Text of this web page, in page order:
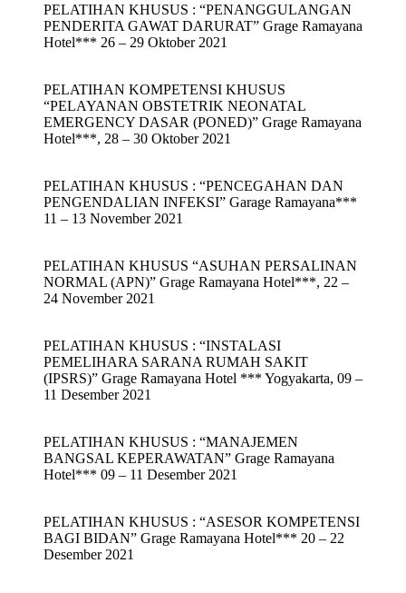
PELATIHAN KHUSUS : “PENANGGULANGAN
PENDERITA GAWAT DARURAT” Grage Ramayana
Hotel*** 26 – 29 Oktober 2021
PELATIHAN KOMPETENSI KHUSUS
“PELAYANAN OBSTETRIK NEONATAL
EMERGENCY DASAR (PONED)” Grage Ramayana
Hotel***, 28 – 30 Oktober 2021
PELATIHAN KHUSUS : “PENCEGAHAN DAN
PENGENDALIAN INFEKSI” Garage Ramayana***
11 – 13 November 2021
PELATIHAN KHUSUS “ASUHAN PERSALINAN
NORMAL (APN)” Grage Ramayana Hotel***, 22 –
24 November 2021
PELATIHAN KHUSUS : “INSTALASI
PEMELIHARA SARANA RUMAH SAKIT
(IPSRS)” Grage Ramayana Hotel *** Yogyakarta, 09 –
11 Desember 2021
PELATIHAN KHUSUS : “MANAJEMEN
BANGSAL KEPERAWATAN” Grage Ramayana
Hotel*** 09 – 11 Desember 2021
PELATIHAN KHUSUS : “ASESOR KOMPETENSI
BAGI BIDAN” Grage Ramayana Hotel*** 20 – 22
Desember 2021